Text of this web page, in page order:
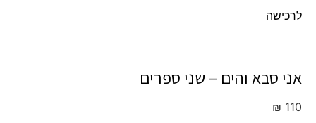
לרכישה
אני סבא והים – שני ספרים
₪ 110